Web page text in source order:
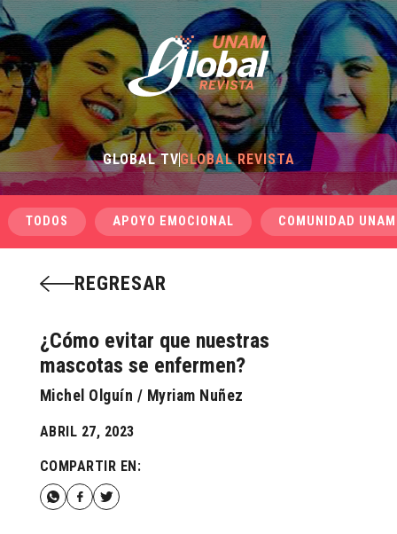
GLOBAL TVGLOBAL REVISTA
TODOS APOYO EMOCIONAL COMUNIDAD UNAM
REGRESAR
¿Cómo evitar que nuestras
mascotas se enfermen?
Michel Olguín / Myriam Nuñez
ABRIL 27, 2023
COMPARTIR EN: